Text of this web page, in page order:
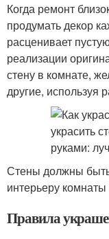
Когда ремонт
продумать декор
расценивает
реализации
стену в комнате,
другие, используя
Стены должны
интерьеру комнаты
Правила